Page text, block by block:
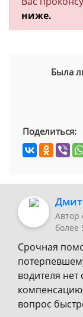
ниже.
Была
Поделиться:
Автор
более
Срочная
водителя нет
вопрос